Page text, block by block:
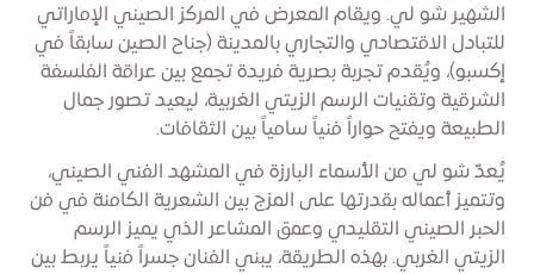
الشهير شو لي. ويقام المعرض في المركز الصيني الإماراتي
للتبادل الاقتصادي والتجاري بالمدينة (جناح الصين سابقاً في
إكسبو)، ويُقدم تجربة بصرية فريدة تجمع بين عراقة الفلسفة
الشرقية وتقنيات الرسم الزيتي الغربية، ليعيد تصور جمال
الطبيعة ويفتح حواراً فنياً سامياً بين الثقافات.
يُعدّ شو لي من الأسماء البارزة في المشهد الفني الصيني،
وتتميز أعماله بقدرتها على المزج بين الشعرية الكامنة في فن
الحبر الصيني التقليدي وعمق المشاعر الذي يميز الرسم
الزيتي الغربي. بهذه الطريقة، يبني الفنان جسراً فنياً يربط بين